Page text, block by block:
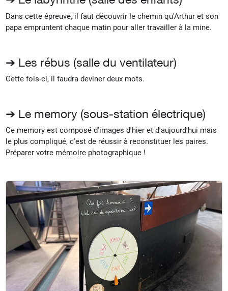
Dans cette épreuve, il faut découvrir le chemin qu'Arthur et son
papa empruntent chaque matin pour aller travailler à la mine.
➔ Les rébus (salle du ventilateur)
Cette fois-ci, il faudra deviner deux mots.
➔ Le memory (sous-station électrique)
Ce memory est composé d'images d'hier et d'aujourd'hui mais
le plus compliqué, c'est de réussir à reconstituer les paires.
Préparer votre mémoire photographique !